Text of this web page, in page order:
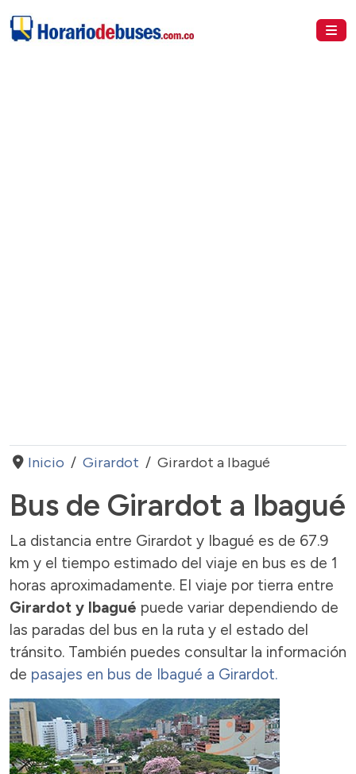
Inicio Girardot Girardot a Ibagué
Bus de Girardot a Ibagué
La distancia entre Girardot y Ibagué es de 67.9
km y el tiempo estimado del viaje en bus es de 1
horas aproximadamente. El viaje por tierra entre
Girardot y Ibagué puede variar dependiendo de
las paradas del bus en la ruta y el estado del
tránsito. También puedes consultar la información
de pasajes en bus de Ibagué a Girardot.